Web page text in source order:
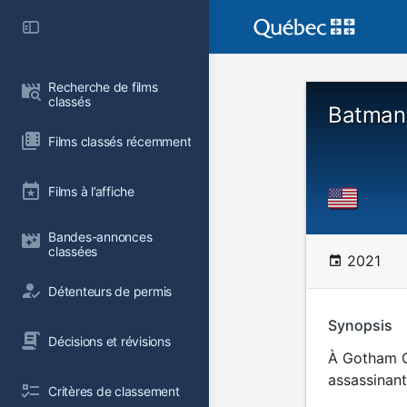
Recherche de films
classés
Films classés récemment
Films à l’affiche
Bandes-annonces
classées
Détenteurs de permis
Décisions et révisions
Critères de classement
2021
Synopsis
À Gotham